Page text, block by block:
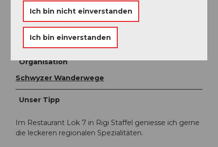
Autor:in
Gäste-Service Rigi
Organisation
Schwyzer Wanderwege
Unser Tipp
Im Restaurant Lok 7 in Rigi Staffel geniesse ich gerne
die leckeren regionalen Spezialitäten.
Ich bin nicht einverstanden
Ich bin einverstanden